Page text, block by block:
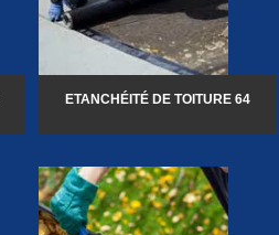
ETANCHÉITÉ DE TOITURE 64